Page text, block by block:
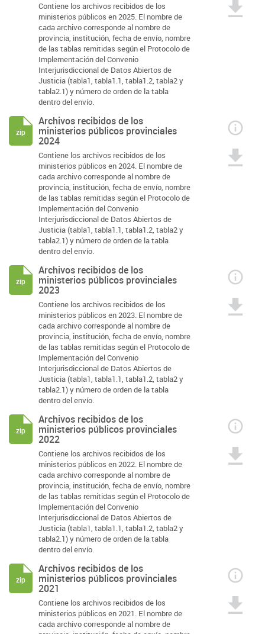
Contiene los archivos recibidos de los
ministerios públicos en 2025. El nombre de
cada archivo corresponde al nombre de
provincia, institución, fecha de envío, nombre
de las tablas remitidas según el Protocolo de
Implementación del Convenio
Interjurisdiccional de Datos Abiertos de
Justicia (tabla1, tabla1.1, tabla1.2, tabla2 y
tabla2.1) y número de orden de la tabla
dentro del envío.
Archivos recibidos de los
ministerios públicos provinciales
2024
Contiene los archivos recibidos de los
ministerios públicos en 2024. El nombre de
cada archivo corresponde al nombre de
provincia, institución, fecha de envío, nombre
de las tablas remitidas según el Protocolo de
Implementación del Convenio
Interjurisdiccional de Datos Abiertos de
Justicia (tabla1, tabla1.1, tabla1.2, tabla2 y
tabla2.1) y número de orden de la tabla
dentro del envío.
zip
Archivos recibidos de los
ministerios públicos provinciales
2023
Contiene los archivos recibidos de los
ministerios públicos en 2023. El nombre de
cada archivo corresponde al nombre de
provincia, institución, fecha de envío, nombre
de las tablas remitidas según el Protocolo de
Implementación del Convenio
Interjurisdiccional de Datos Abiertos de
Justicia (tabla1, tabla1.1, tabla1.2, tabla2 y
tabla2.1) y número de orden de la tabla
dentro del envío.
zip
Archivos recibidos de los
ministerios públicos provinciales
2022
Contiene los archivos recibidos de los
ministerios públicos en 2022. El nombre de
cada archivo corresponde al nombre de
provincia, institución, fecha de envío, nombre
de las tablas remitidas según el Protocolo de
Implementación del Convenio
Interjurisdiccional de Datos Abiertos de
Justicia (tabla1, tabla1.1, tabla1.2, tabla2 y
tabla2.1) y número de orden de la tabla
dentro del envío.
zip
Archivos recibidos de los
ministerios públicos provinciales
2021
Contiene los archivos recibidos de los
ministerios públicos en 2021. El nombre de
cada archivo corresponde al nombre de
zip